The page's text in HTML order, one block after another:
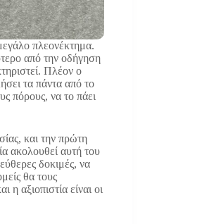
πλεονέκτημα.
από την οδήγηση
Πλέον ο
τα πάντα από το
πόρους, να το πάει
και την πρώτη
ακολουθεί αυτή του
δοκιμές, να
θα τους
αξιοπιστία είναι οι